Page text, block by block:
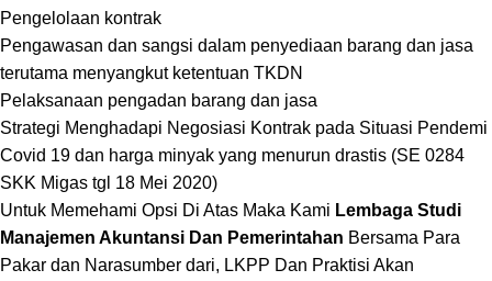
Pengelolaan kontrak
Pengawasan dan sangsi dalam penyediaan barang dan jasa
terutama menyangkut ketentuan TKDN
Pelaksanaan pengadan barang dan jasa
Strategi Menghadapi Negosiasi Kontrak pada Situasi Pendemi
Covid 19 dan harga minyak yang menurun drastis (SE 0284
SKK Migas tgl 18 Mei 2020)
Untuk Memehami Opsi Di Atas Maka Kami Lembaga Studi
Manajemen Akuntansi Dan Pemerintahan Bersama Para
Pakar dan Narasumber dari, LKPP Dan Praktisi Akan